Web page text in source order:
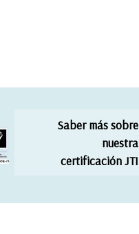
Saber más sobre
nuestra
certificación JTI